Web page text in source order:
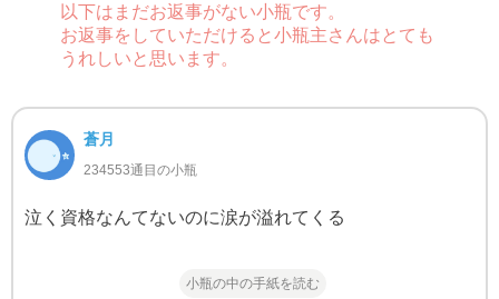
以下はまだお返事がない小瓶です。
お返事をしていただけると小瓶主さんはとても
うれしいと思います。
蒼月
234553通目の小瓶
泣く資格なんてないのに涙が溢れてくる
小瓶の中の手紙を読む